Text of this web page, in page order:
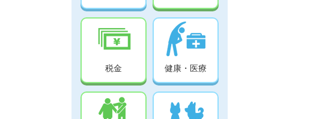
税金 健康・医療